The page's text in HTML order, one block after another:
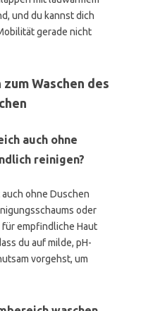
und du kannst dich
gerade nicht
Waschen des
auch ohne
reinigen?
ohne Duschen
oder
empfindliche Haut
du auf milde, pH-
vorgehst, um